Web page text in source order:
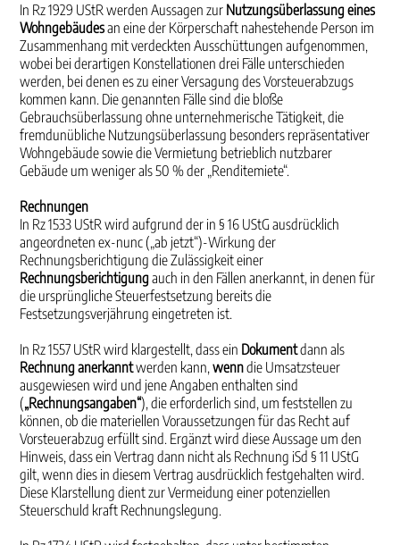
In Rz 1929 UStR werden Aussagen zur Nutzungsüberlassung eines
Wohngebäudesan eine der Körperschaft nahestehende Person im
Zusammenhang mit verdeckten Ausschüttungen aufgenommen,
wobei bei derartigen Konstellationen drei Fälle unterschieden
werden, bei denen es zu einer Versagung des Vorsteuerabzugs
kommen kann. Die genannten Fälle sind die bloße
Gebrauchsüberlassung ohne unternehmerische Tätigkeit, die
fremdunübliche Nutzungsüberlassung besonders repräsentativer
Wohngebäude sowie die Vermietung betrieblich nutzbarer
Gebäude um weniger als 50 % der „Renditemiete“.
Rechnungen
In Rz 1533 UStR wird aufgrund der in § 16 UStG ausdrücklich
angeordneten ex-nunc („ab jetzt“)-Wirkung der
Rechnungsberichtigung die Zulässigkeit einer
Rechnungsberichtigungauch in den Fällen anerkannt, in denen für
die ursprüngliche Steuerfestsetzung bereits die
Festsetzungsverjährung eingetreten ist.
In Rz 1557 UStR wird klargestellt, dass ein Dokumentdann als
Rechnung anerkanntwerden kann,wenndie Umsatzsteuer
ausgewiesen wird und jene Angaben enthalten sind
(„Rechnungsangaben“), die erforderlich sind, um feststellen zu
können, ob die materiellen Voraussetzungen für das Recht auf
Vorsteuerabzug erfüllt sind. Ergänzt wird diese Aussage um den
Hinweis, dass ein Vertrag dann nicht als Rechnung iSd § 11 UStG
gilt, wenn dies in diesem Vertrag ausdrücklich festgehalten wird.
Diese Klarstellung dient zur Vermeidung einer potenziellen
Steuerschuld kraft Rechnungslegung.